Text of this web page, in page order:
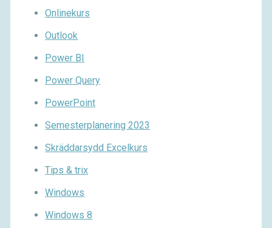
Onlinekurs
Outlook
Power BI
Power Query
PowerPoint
Semesterplanering 2023
Skräddarsydd Excelkurs
Tips & trix
Windows
Windows 8